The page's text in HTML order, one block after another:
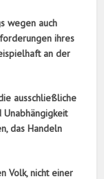
wegen auch
ihres
an der
ausschließliche
Unabhängigkeit
das Handeln
Volk, nicht einer